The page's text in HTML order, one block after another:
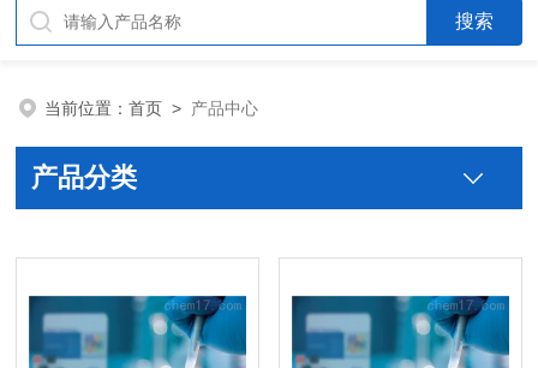
当前位置：首页 > 产品中心
产品分类